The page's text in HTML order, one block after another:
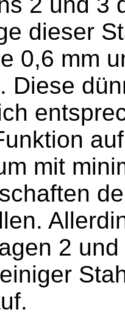
dieser
0,6 mm
Diese
mit
2